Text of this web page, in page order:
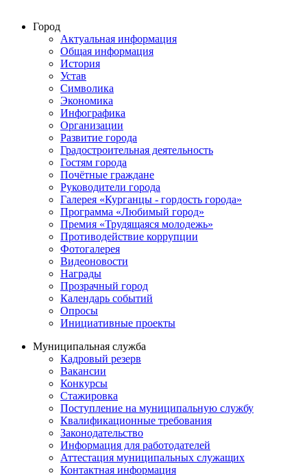
Город
Актуальная информация
Общая информация
История
Устав
Символика
Экономика
Инфографика
Организации
Развитие города
Градостроительная деятельность
Гостям города
Почётные граждане
Руководители города
Галерея «Курганцы - гордость города»
Программа «Любимый город»
Премия «Трудящаяся молодежь»
Противодействие коррупции
Фотогалерея
Видеоновости
Награды
Прозрачный город
Календарь событий
Опросы
Инициативные проекты
Муниципальная служба
Кадровый резерв
Вакансии
Конкурсы
Стажировка
Поступление на муниципальную службу
Квалификационные требования
Законодательство
Информация для работодателей
Аттестация муниципальных служащих
Контактная информация